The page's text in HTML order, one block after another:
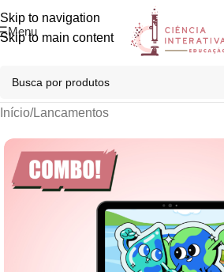
Skip to navigation
Skip to main content
Menu
Início/Lancamentos